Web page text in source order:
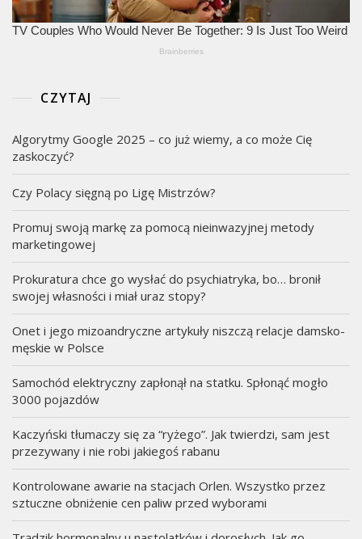
CZYTAJ
Algorytmy Google 2025 – co już wiemy, a co może Cię
zaskoczyć?
Czy Polacy sięgną po Ligę Mistrzów?
Promuj swoją markę za pomocą nieinwazyjnej metody
marketingowej
Prokuratura chce go wysłać do psychiatryka, bo… bronił
swojej własności i miał uraz stopy?
Onet i jego mizoandryczne artykuły niszczą relacje damsko-
męskie w Polsce
Samochód elektryczny zapłonął na statku. Spłonąć mogło
3000 pojazdów
Kaczyński tłumaczy się za “ryżego”. Jak twierdzi, sam jest
przezywany i nie robi jakiegoś rabanu
Kontrolowane awarie na stacjach Orlen. Wszystko przez
sztuczne obniżenie cen paliw przed wyborami